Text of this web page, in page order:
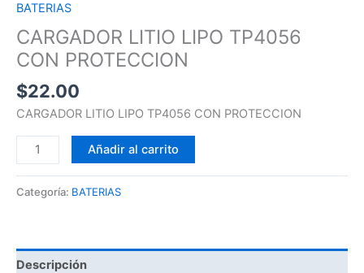
BATERIAS
CARGADOR LITIO LIPO TP4056
CON PROTECCION
$22.00
CARGADOR LITIO LIPO TP4056 CON PROTECCION
Añadir al carrito
Categoría: BATERIAS
Descripción